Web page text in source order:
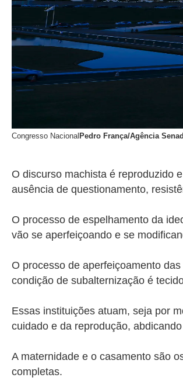
Congresso Nacional Pedro França/Agência
O discurso machista é reproduzido
ausência de questionamento,
O processo de espelhamento da
vão se aperfeiçoando e se
O processo de aperfeiçoamento
condição de subalternização é
Essas instituições atuam, seja por
cuidado e da reprodução,
A maternidade e o casamento são
completas.